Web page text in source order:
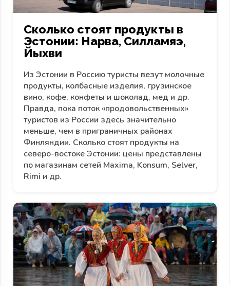
Сколько стоят продукты в
Эстонии: Нарва, Силламяэ,
Йыхви
Из Эстонии в Россию туристы везут молочные
продукты, колбасные изделия, грузинское
вино, кофе, конфеты и шоколад, мед и др.
Правда, пока поток «продовольственных»
туристов из России здесь значительно
меньше, чем в приграничных районах
Финляндии. Сколько стоят продукты на
северо-востоке Эстонии: цены представлены
по магазинам сетей Maxima, Konsum, Selver,
Rimi и др.